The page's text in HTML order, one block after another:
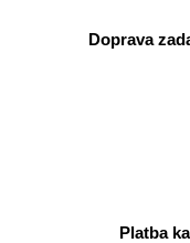
Doprava
Platba